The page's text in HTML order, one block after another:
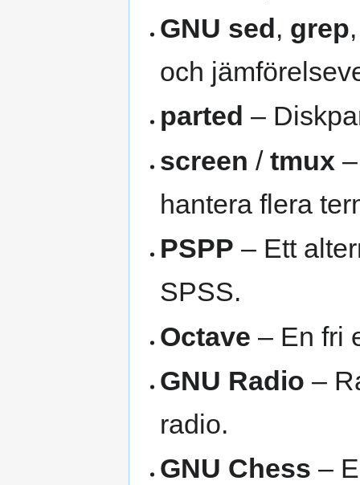
GNU sed, grep
och
parted –
screen /tmux
hantera flera
PSPP – Ett
SPSS.
Octave – En fri
GNU Radio –
radio.
GNU Chess –